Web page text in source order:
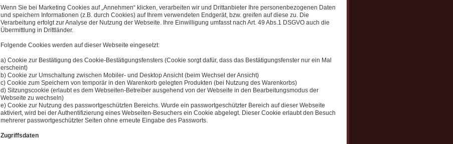
Wenn Sie bei Marketing Cookies auf „Annehmen“ klicken, verarbeiten wir und Drittanbieter Ihre personenbezogenen Daten
und speichern Informationen (z.B. durch Cookies) auf Ihrem verwendeten Endgerät, bzw. greifen auf diese zu. Die
Verarbeitung erfolgt zur Analyse der Nutzung der Webseite. Ihre Einwilligung umfasst nach Art. 49 Abs.1 DSGVO auch die
Übermittlung in Drittländer.
Folgende Cookies werden auf dieser Webseite eingesetzt:
a) Cookie zur Bestätigung des Cookie-Bestätigungsfensters (Cookie sorgt dafür, dass das Bestätigungsfenster nur ein Mal
erscheint)
b) Cookie zur Umschaltung zwischen Mobiler- und Desktop Ansicht (beim Wechsel der Ansicht)
c) Cookie zum Speichern von temporär in den Warenkorb gelegten Produkten (bei Nutzung des Warenkorbs)
d) Sitzungscookie (erlaubt es dem Webseiten-Betreiber ausgehend von der Webseite in den Bearbeitungsmodus der
Webseite zu wechseln)
e) Cookie zur Nutzung des passwortgeschützten Bereichs. Wurde ein passwortgeschützter Bereich auf dieser Webseite
aktiviert, wird bei der Authentifizierung eines Webseiten-Besuchers ein Cookie abgelegt. Dieser Cookie erlaubt den Besuch
mehrerer passwortgeschützter Seiten ohne erneute Eingabe des Passworts.
Zugriffsdaten